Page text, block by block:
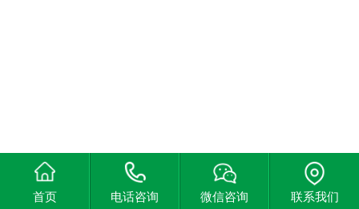
首页 电话咨询 微信咨询 联系我们